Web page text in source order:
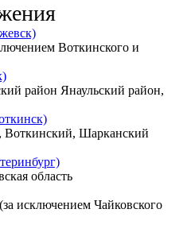
Воткинского и
район Янаульский район,
Воткинский, Шарканский
область
исключением Чайковского